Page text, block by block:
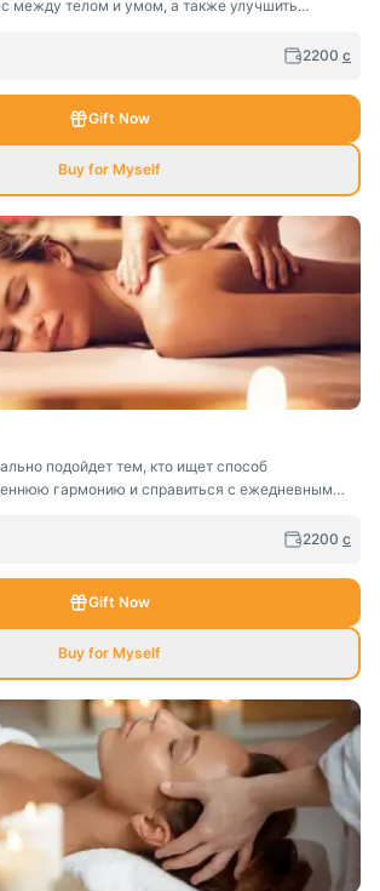
между телом и умом, а также улучшить
2200 c
Gift Now
Buy for Myself
подойдет тем, кто ищет способ
гармонию и справиться с ежедневным
полностью отключиться от забот и ощутить
2200 c
Gift Now
Buy for Myself